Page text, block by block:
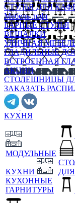
СТУЛЬЯ ДЛЯ
Мебель лофт
БАРНЫЕ СТУЛЬЯ
ВЕШАЛКИ
УЛИЧНАЯ
ГЛАДИЛЬНЫЕ
ВСТРОЕННАЯ
АКЦИИ
СТОЛЕШНИЦЫ
ЗАКАЗАТЬ
КУХНЯ
МОДУЛЬНЫЕ
КУХНИ
КУХОННЫЕ
ГАРНИТУРЫ